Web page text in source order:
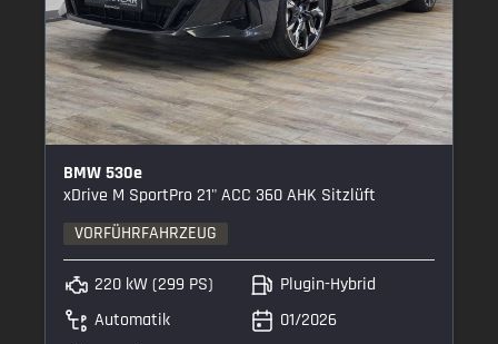
BMW 530e
xDrive M SportPro 21" ACC 360 AHK Sitzlüft
VORFÜHRFAHRZEUG
220 kW (299 PS)
Automatik
Plugin-Hybrid
01/2026